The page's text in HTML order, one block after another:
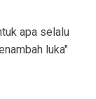
apa selalu
luka"